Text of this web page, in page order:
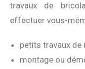
travaux de
effectuer vous-
petits travaux de
montage ou